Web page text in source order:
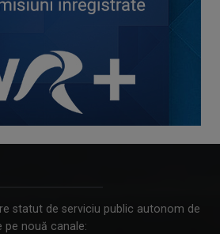
statut de serviciu public autonom de
pe nouă canale: